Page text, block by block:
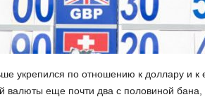
укрепился по отношению к доллару и к
валюты еще почти два с половиной бана,